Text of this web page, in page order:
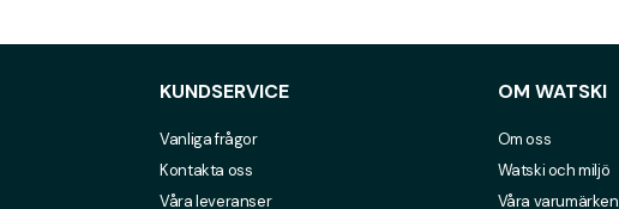
KUNDSERVICE
Vanliga frågor
Kontakta oss
Våra leveranser
OM WATSKI
Om oss
Watski och miljö
Våra varumärken